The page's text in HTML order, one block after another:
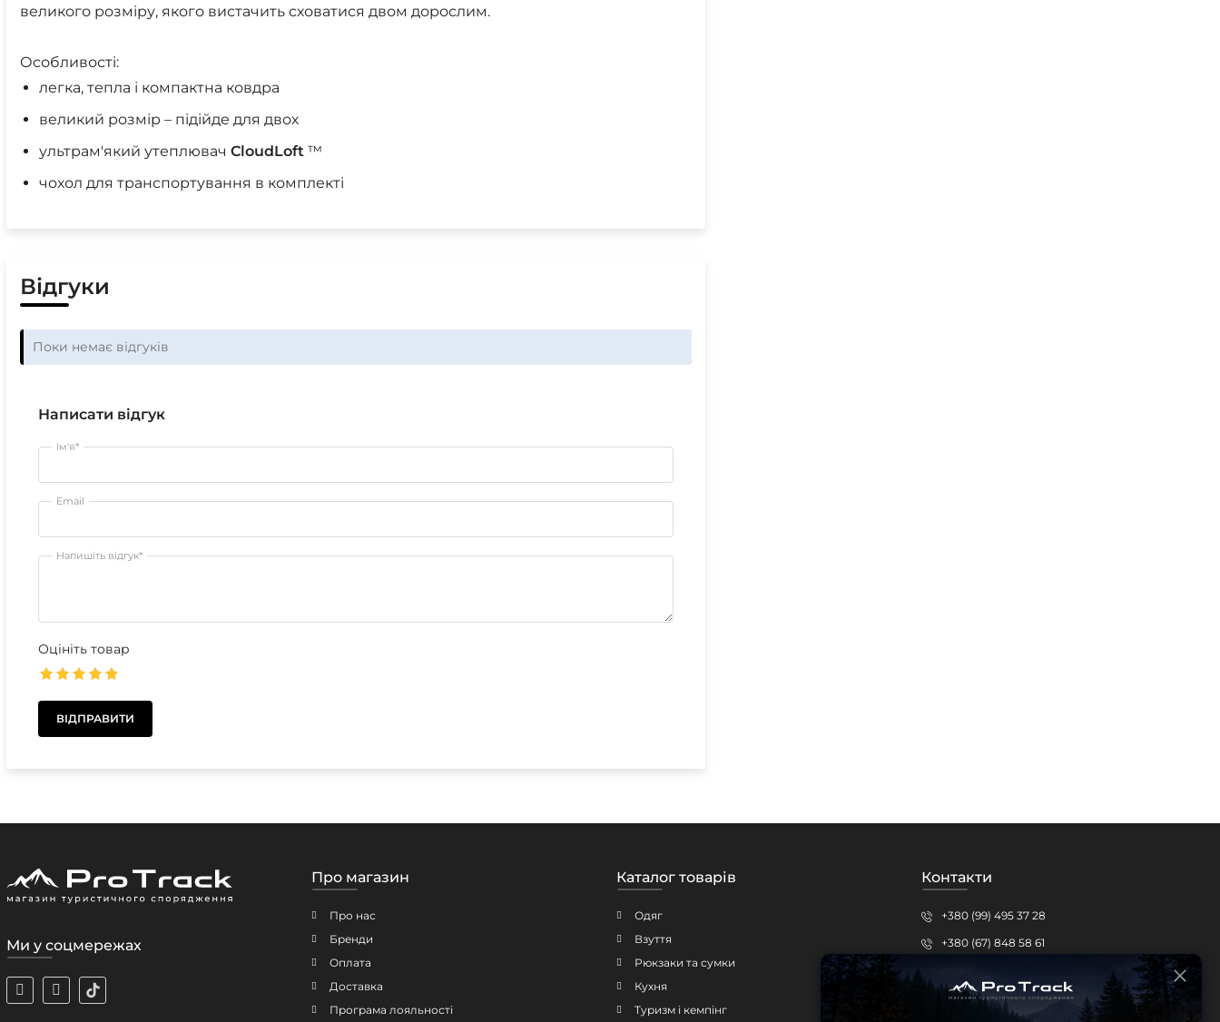
великого розміру, якого вистачить сховатися двом дорослим.
Особливості:
легка, тепла і компактна ковдра
великий розмір – підійде для двох
ультрам'який утеплювач CloudLoft ™
чохол для транспортування в комплекті
Відгуки
Поки немає відгуків
Написати відгук
Ім'я*
Email
Напишіть відгук*
Оцініть товар
Ми у соцмережах
Про магазин
Про нас
Бренди
Оплата
Доставка
Програма лояльності
Каталог товарів
Одяг
Взуття
Рюкзаки та сумки
Кухня
Туризм і кемпінг
Контакти
+380 (99) 495 37 28
+380 (67) 848 58 61
Кропивницький, вул.Шевченка, 15б